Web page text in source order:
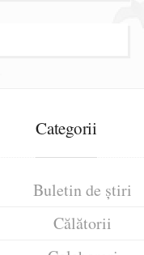
Categorii
Buletin de știri
Călătorii